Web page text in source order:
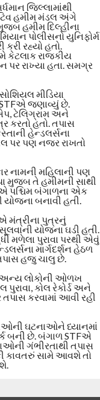
જિલ્લામાંથી
હમીમ મંડલ અંગે
હમીમ દિલ્હીના
પોલીસનો યુનિફોર્મ
રહ્યો હતો.
કેટલાક રાજકીય
રાખ્યા હતા. સમગ્ર
મીડિયા
STFએ જણાવ્યું છે.
ટેલિગ્રામ અને
કરતો હતો. તપાસ
હેન્ડલર્સના
પર પણ નજર રાખતો
નામની મહિલાની પણ
મુજબ તે હમીમની સાથી
પશ્ચિમ બંગાળના એક
બનાવી હતી.
મંત્રીના પુત્રનું
યોજના ઘડી હતી.
મળેલા પુરાવા પરથી એવું
માર્ગદર્શન હેઠળ
હજુ ચાલુ છે.
અન્ય લોકોની ઓળખ
પુરાવા, કોલ રેકોર્ડ અને
કરવામાં આવી રહી
ઘટનાઓને ધ્યાનમાં
બની છે. બંગાળ STFએ
ગંભીરતાથી તપાસ
કાવતરું સામે આવશે તો